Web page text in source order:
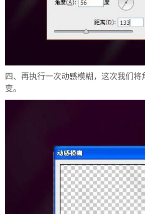
四、再执行一次动感模糊，这次我们将
变。